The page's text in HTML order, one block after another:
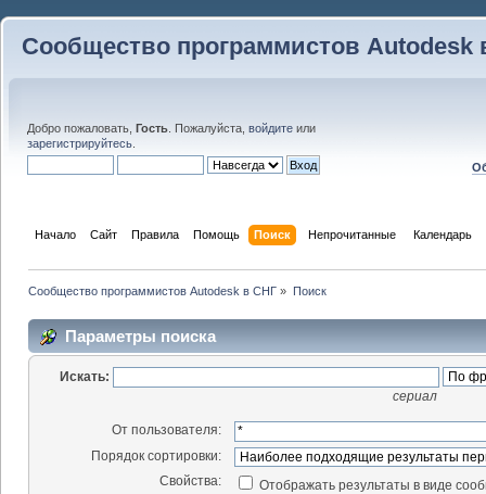
Сообщество программистов Autodesk
Добро пожаловать, Гость . Пожалуйста, войдите или
зарегистрируйтесь
Начало Сайт Правила Помощь Поиск Непрочитанные Календарь
Сообщество программистов Autodesk в СНГ » Поиск
Параметры поиска
Искать:
сериал
От пользователя:
Порядок сортировки:
Свойства:
Отображать результаты в виде